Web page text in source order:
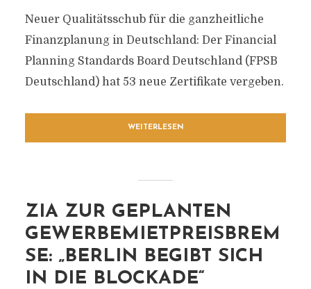
Neuer Qualitätsschub für die ganzheitliche
Finanzplanung in Deutschland: Der Financial
Planning Standards Board Deutschland (FPSB
Deutschland) hat 53 neue Zertifikate vergeben.
WEITERLESEN
ZIA ZUR GEPLANTEN
GEWERBEMIETPREISBREM
SE: „BERLIN BEGIBT SICH
IN DIE BLOCKADE“